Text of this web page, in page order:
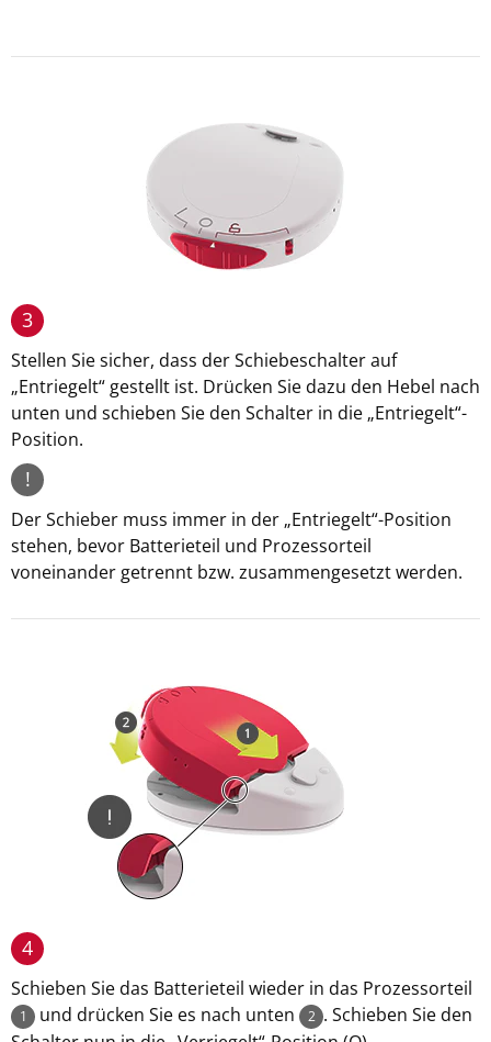
3
Stellen Sie sicher, dass der Schiebeschalter auf
„Entriegelt“ gestellt ist. Drücken Sie dazu den Hebel nach
unten und schieben Sie den Schalter in die „Entriegelt“-
Position.
!
Der Schieber muss immer in der „Entriegelt“-Position
stehen, bevor Batterieteil und Prozessorteil
voneinander getrennt bzw. zusammengesetzt werden.
4
Schieben Sie das Batterieteil wieder in das Prozessorteil
1 und drücken Sie es nach unten 2 . Schieben Sie den